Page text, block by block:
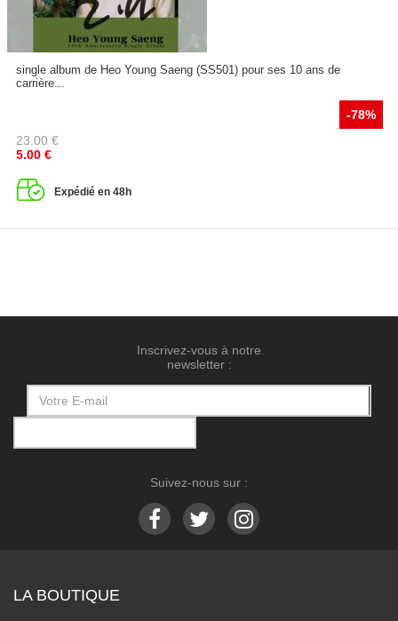
single album de Heo Young Saeng (SS501) pour ses 10 ans de
carrière...
-78%
23.00 €
5.00 €
Expédié en 48h
Inscrivez-vous à notre
newsletter :
Suivez-nous sur :
LA BOUTIQUE